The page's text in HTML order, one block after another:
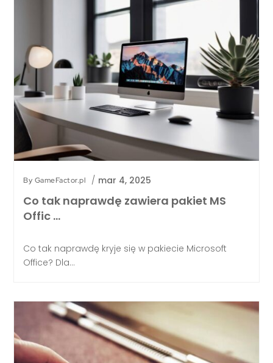
By GameFactor.pl / mar 4, 2025
Co tak naprawdę zawiera pakiet MS
Offic …
Co tak naprawdę kryje się w pakiecie Microsoft
Office? Dla...